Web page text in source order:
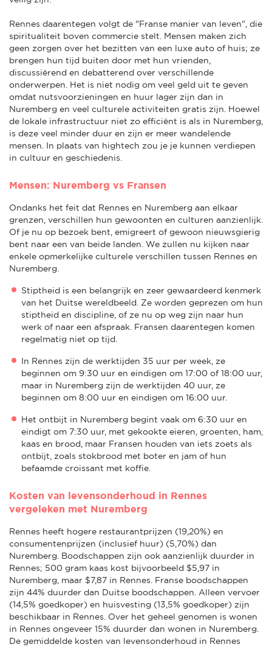
Rennes daarentegen volgt de "Franse manier van leven", die
spiritualiteit boven commercie stelt. Mensen maken zich
geen zorgen over het bezitten van een luxe auto of huis; ze
brengen hun tijd buiten door met hun vrienden,
discussiërend en debatterend over verschillende
onderwerpen. Het is niet nodig om veel geld uit te geven
omdat nutsvoorzieningen en huur lager zijn dan in
Nuremberg en veel culturele activiteiten gratis zijn. Hoewel
de lokale infrastructuur niet zo efficiënt is als in Nuremberg,
is deze veel minder duur en zijn er meer wandelende
mensen. In plaats van hightech zou je je kunnen verdiepen
in cultuur en geschiedenis.
Mensen: Nuremberg vs Fransen
Ondanks het feit dat Rennes en Nuremberg aan elkaar
grenzen, verschillen hun gewoonten en culturen aanzienlijk.
Of je nu op bezoek bent, emigreert of gewoon nieuwsgierig
bent naar een van beide landen. We zullen nu kijken naar
enkele opmerkelijke culturele verschillen tussen Rennes en
Nuremberg.
Stiptheid is een belangrijk en zeer gewaardeerd kenmerk
van het Duitse wereldbeeld. Ze worden geprezen om hun
stiptheid en discipline, of ze nu op weg zijn naar hun
werk of naar een afspraak. Fransen daarentegen komen
regelmatig niet op tijd.
In Rennes zijn de werktijden 35 uur per week, ze
beginnen om 9:30 uur en eindigen om 17:00 of 18:00 uur,
maar in Nuremberg zijn de werktijden 40 uur, ze
beginnen om 8:00 uur en eindigen om 16:00 uur.
Het ontbijt in Nuremberg begint vaak om 6:30 uur en
eindigt om 7:30 uur, met gekookte eieren, groenten, ham,
kaas en brood, maar Fransen houden van iets zoets als
ontbijt, zoals stokbrood met boter en jam of hun
befaamde croissant met koffie.
Kosten van levensonderhoud in Rennes
vergeleken met Nuremberg
Rennes heeft hogere restaurantprijzen (19,20%) en
consumentenprijzen (inclusief huur) (5,70%) dan
Nuremberg. Boodschappen zijn ook aanzienlijk duurder in
Rennes; 500 gram kaas kost bijvoorbeeld $5,97 in
Nuremberg, maar $7,87 in Rennes. Franse boodschappen
zijn 44% duurder dan Duitse boodschappen. Alleen vervoer
(14,5% goedkoper) en huisvesting (13,5% goedkoper) zijn
beschikbaar in Rennes. Over het geheel genomen is wonen
in Rennes ongeveer 15% duurder dan wonen in Nuremberg.
De gemiddelde kosten van levensonderhoud in Rennes